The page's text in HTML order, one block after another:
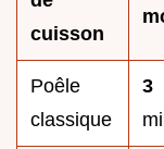
cuisson
Poêle
classique
3